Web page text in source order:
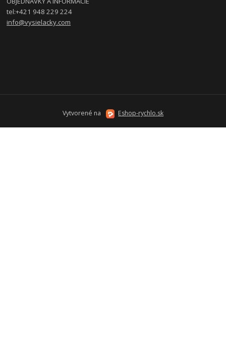
tel:+421 948 229 224
info@vysielacky.com
Vytvorené na Eshop-rychlo.sk